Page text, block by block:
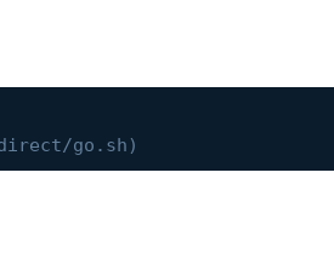
go.sh)